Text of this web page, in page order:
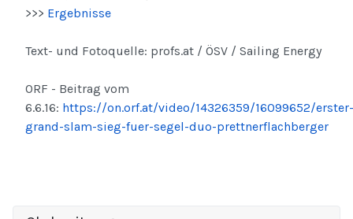
>>> Ergebnisse
Text- und Fotoquelle: profs.at / ÖSV / Sailing Energy
ORF - Beitrag vom
6.6.16: https://on.orf.at/video/14326359/16099652/erster-
grand-slam-sieg-fuer-segel-duo-prettnerflachberger